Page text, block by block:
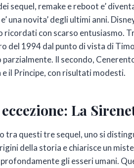
sequel, remake e reboot e’
una novita’ degli ultimi anni.
ricordati con scarso entusiasmo.
del 1994 dal punto di vista di
parzialmente. Il secondo,
il Principe, con risultati modesti.
La
tra questi tre sequel, uno si
della storia e chiarisce un
profondamente gli esseri umani.